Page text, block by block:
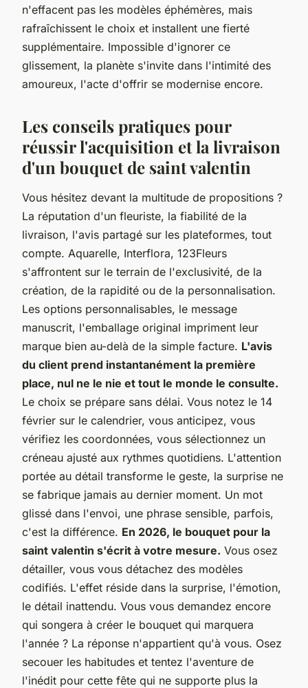
n'effacent pas les modèles éphémères, mais
rafraîchissent le choix et installent une fierté
supplémentaire. Impossible d'ignorer ce
glissement, la planète s'invite dans l'intimité des
amoureux, l'acte d'offrir se modernise encore.
Les conseils pratiques pour
réussir l'acquisition et la livraison
d'un bouquet de saint valentin
Vous hésitez devant la multitude de propositions ?
La réputation d'un fleuriste, la fiabilité de la
livraison, l'avis partagé sur les plateformes, tout
compte. Aquarelle, Interflora, 123Fleurs
s'affrontent sur le terrain de l'exclusivité, de la
création, de la rapidité ou de la personnalisation.
Les options personnalisables, le message
manuscrit, l'emballage original impriment leur
marque bien au-delà de la simple facture. L'avis
du client prend instantanément la première
place, nul ne le nie et tout le monde le consulte.
Le choix se prépare sans délai. Vous notez le 14
février sur le calendrier, vous anticipez, vous
vérifiez les coordonnées, vous sélectionnez un
créneau ajusté aux rythmes quotidiens. L'attention
portée au détail transforme le geste, la surprise ne
se fabrique jamais au dernier moment. Un mot
glissé dans l'envoi, une phrase sensible, parfois,
c'est la différence. En 2026, le bouquet pour la
saint valentin s'écrit à votre mesure. Vous osez
détailler, vous vous détachez des modèles
codifiés. L'effet réside dans la surprise, l'émotion,
le détail inattendu. Vous vous demandez encore
qui songera à créer le bouquet qui marquera
l'année ? La réponse n'appartient qu'à vous. Osez
secouer les habitudes et tentez l'aventure de
l'inédit pour cette fête qui ne supporte plus la